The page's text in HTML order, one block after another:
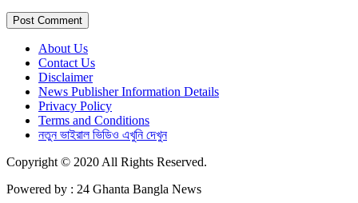
About Us
Contact Us
Disclaimer
News Publisher Information Details
Privacy Policy
Terms and Conditions
নতুন ভাইরাল ভিডিও এখুনি দেখুন
Copyright © 2020 All Rights Reserved.
Powered by : 24 Ghanta Bangla News